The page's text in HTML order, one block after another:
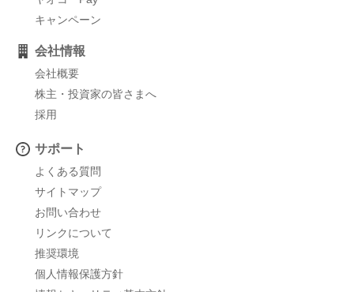
キャンペーン
会社情報
会社概要
株主・投資家の皆さまへ
採用
サポート
よくある質問
サイトマップ
お問い合わせ
リンクについて
推奨環境
個人情報保護方針